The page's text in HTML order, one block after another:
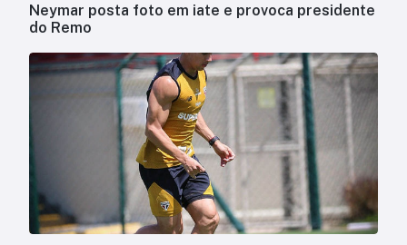
Neymar posta foto em iate e provoca presidente
do Remo